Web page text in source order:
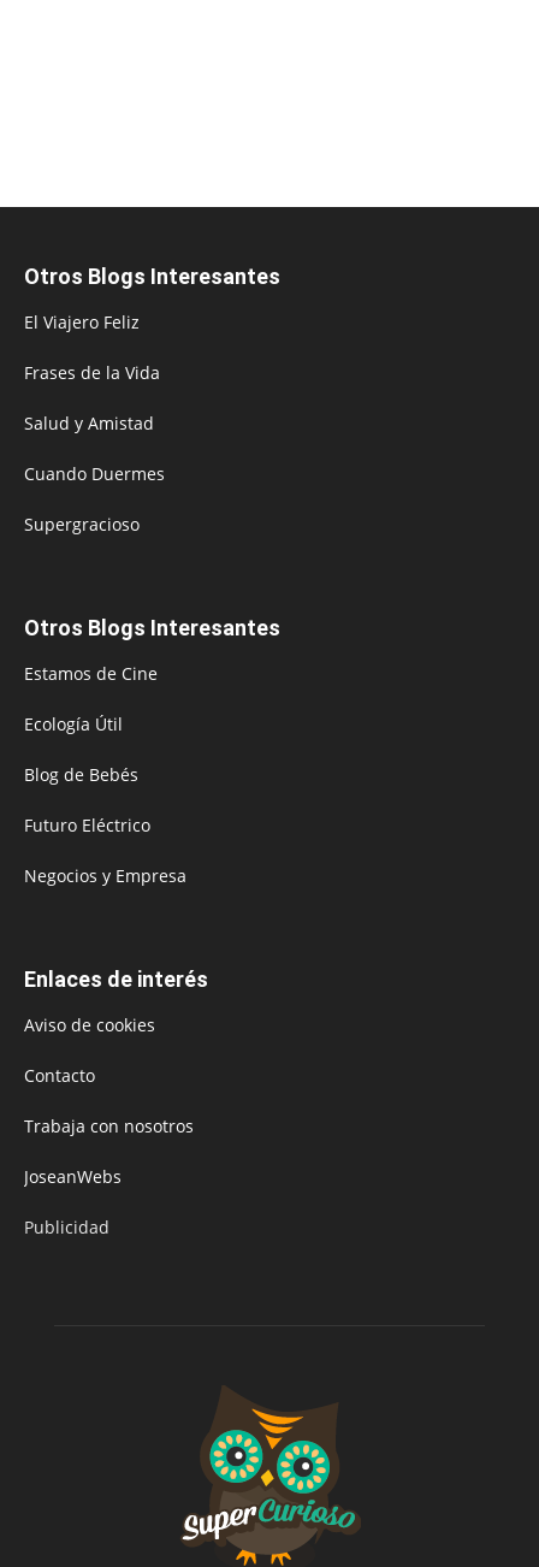
Otros Blogs Interesantes
El Viajero Feliz
Frases de la Vida
Salud y Amistad
Cuando Duermes
Supergracioso
Otros Blogs Interesantes
Estamos de Cine
Ecología Útil
Blog de Bebés
Futuro Eléctrico
Negocios y Empresa
Enlaces de interés
Aviso de cookies
Contacto
Trabaja con nosotros
JoseanWebs
Publicidad